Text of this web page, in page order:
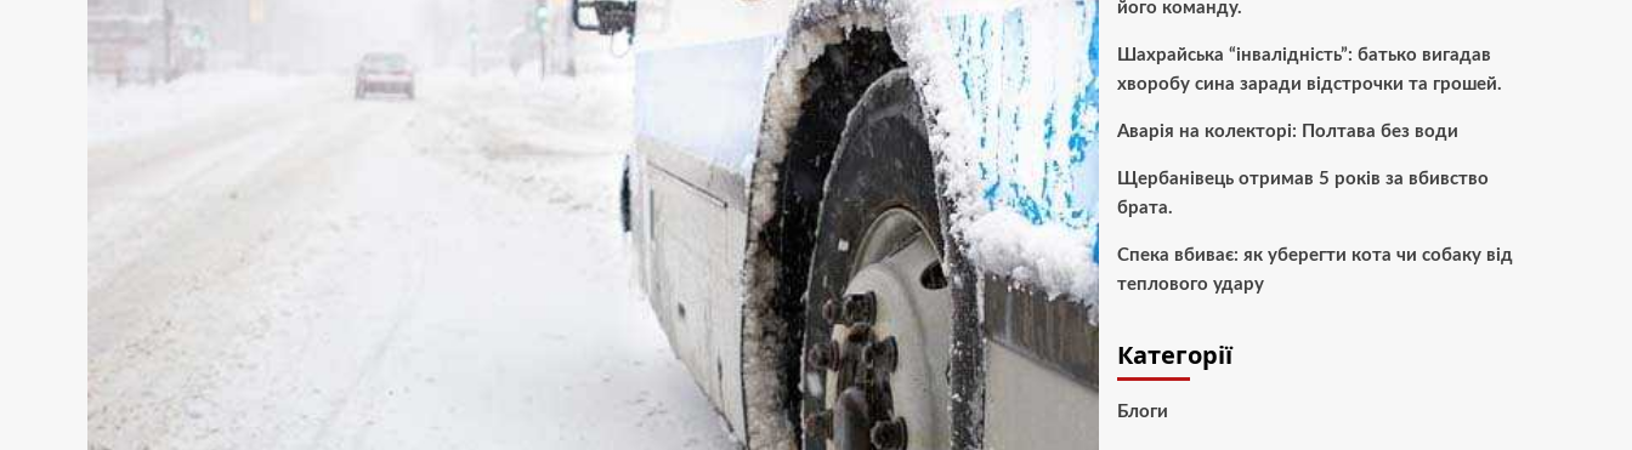
його команду.
Шахрайська “інвалідність”: батько вигадав
хворобу сина заради відстрочки та грошей.
Аварія на колекторі: Полтава без води
Щербанівець отримав 5 років за вбивство
брата.
Спека вбиває: як уберегти кота чи собаку від
теплового удару
Категорії
Блоги